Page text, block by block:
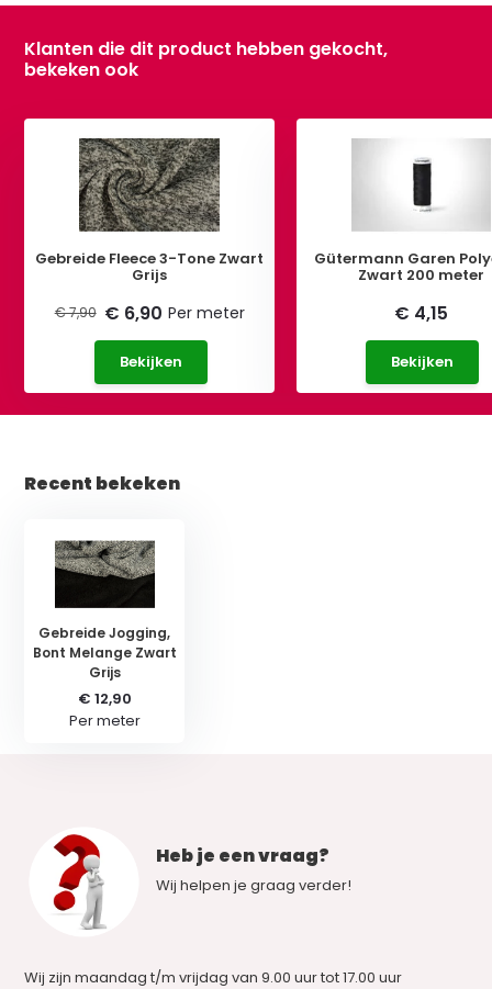
Klanten die dit product hebben gekocht,
bekeken ook
Gebreide Fleece 3-Tone Zwart
Grijs
€ 7,90 € 6,90 Per meter
Bekijken
Gütermann Garen
Zwart 200 meter
€ 4,15
Bekijken
Recent bekeken
Gebreide Jogging,
Bont Melange Zwart
Grijs
€ 12,90
Per meter
Heb je een vraag?
Wij helpen je graag verder!
Wij zijn maandag t/m vrijdag van 9.00 uur tot 17.00 uur